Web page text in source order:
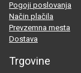
Pogoji poslovanja
Način plačila
Prevzemna mesta
Dostava
Trgovine